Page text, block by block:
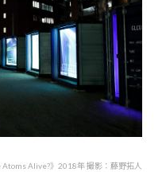
Alive?》2018年 撮影：藤野拓人